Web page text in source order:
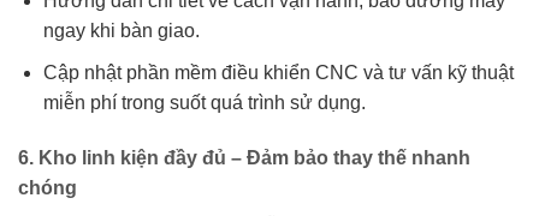
ngay khi bàn giao.
Cập nhật phần mềm điều khiển CNC và tư vấn kỹ thuật
miễn phí trong suốt quá trình sử dụng.
6. Kho linh kiện đầy đủ – Đảm bảo thay thế nhanh
chóng